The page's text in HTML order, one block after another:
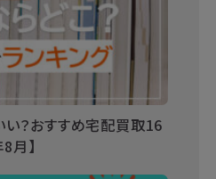
？おすすめ宅配買取16
月】